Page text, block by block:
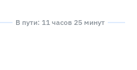
В пути: 11 часов 25 минут